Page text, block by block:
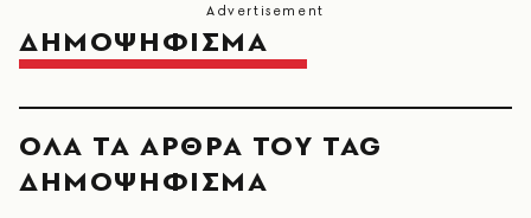
ΔΗΜΟΨΗΦΙΣΜΑ
ΟΛΑ ΤΑ ΑΡΘΡΑ ΤΟΥ TAG
ΔΗΜΟΨΗΦΙΣΜΑ